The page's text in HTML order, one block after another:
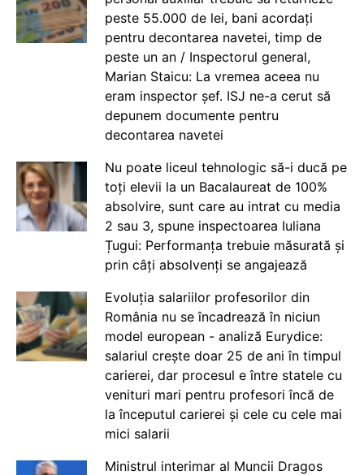
peste 55.000 de lei, bani acordați
pentru decontarea navetei, timp de
peste un an / Inspectorul general,
Marian Staicu: La vremea aceea nu
eram inspector șef. ISJ ne-a cerut să
depunem documente pentru
decontarea navetei
Nu poate liceul tehnologic să-i ducă pe
toți elevii la un Bacalaureat de 100%
absolvire, sunt care au intrat cu media
2 sau 3, spune inspectoarea Iuliana
Țugui: Performanța trebuie măsurată și
prin câți absolvenți se angajează
Evoluția salariilor profesorilor din
România nu se încadrează în niciun
model european - analiză Eurydice:
salariul crește doar 25 de ani în timpul
carierei, dar procesul e între statele cu
venituri mari pentru profesori încă de
la începutul carierei și cele cu cele mai
mici salarii
Ministrul interimar al Muncii Dragos